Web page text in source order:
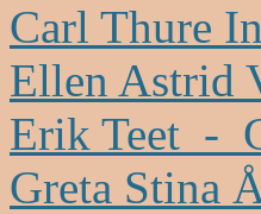
Carl Thure
Ellen Astrid
Erik Teet -
Greta Stina